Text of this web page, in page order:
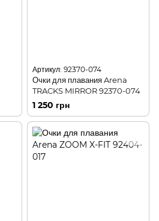
Артикул: 92370-074
Очки для плавания Arena
TRACKS MIRROR 92370-074
1 250 грн